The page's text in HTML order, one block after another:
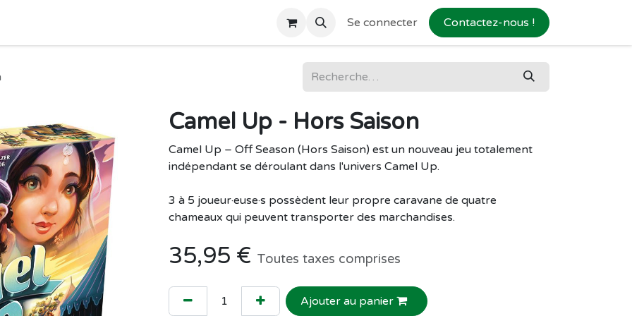
Se connecter Contactez-nous !
Camel Up - Hors Saison
Camel Up – Off Season (Hors Saison) est un nouveau jeu totalement
indépendant se déroulant dans l'univers Camel Up.
3 à 5 joueur·euse·s possèdent leur propre caravane de quatre
chameaux qui peuvent transporter des marchandises.
35,95 € Toutes taxes comprises
Ajouter au panier